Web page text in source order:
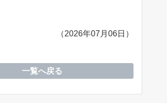
（2026年07月06日）
一覧へ戻る